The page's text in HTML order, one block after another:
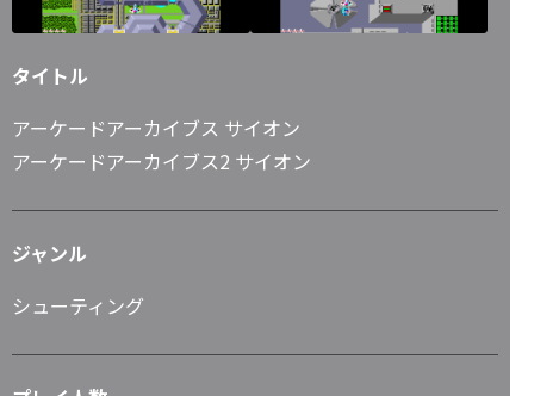
タイトル
アーケードアーカイブス サイオン
アーケードアーカイブス2 サイオン
ジャンル
シューティング